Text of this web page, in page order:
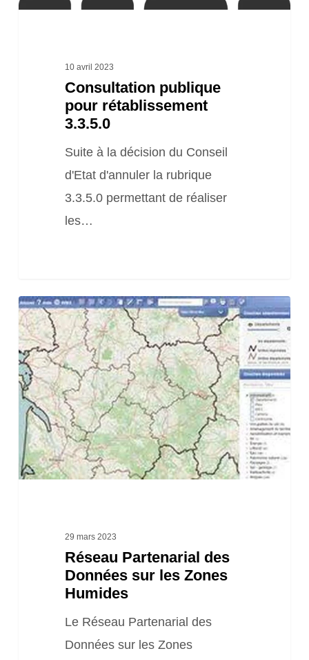
10 avril 2023
Consultation publique
pour rétablissement
3.3.5.0
Suite à la décision du Conseil
d'Etat d'annuler la rubrique
3.3.5.0 permettant de réaliser
les…
Réseau Partenarial
des
Données
sur
les Zones
Humides
29 mars 2023
Réseau Partenarial des
Données sur les Zones
Humides
Le Réseau Partenarial des
Données sur les Zones